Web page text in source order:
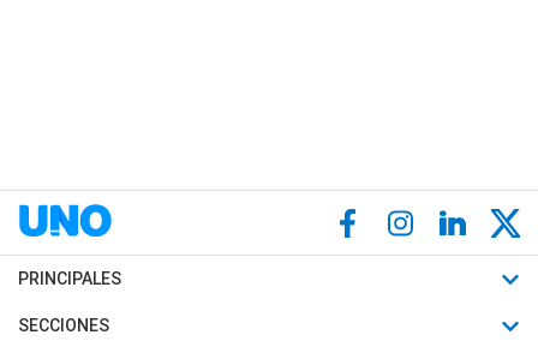
PRINCIPALES
Últimas Noticias
SECCIONES